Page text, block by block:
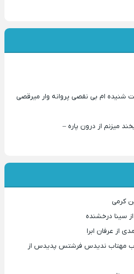
شنیده ام بی نقصی پروانه وار میرقصی
میزنم از درون پاره –
کرمی
سینا درخشنده
از عرفان ابرا
مهتاب ندیدس فرشتس پدیدس از